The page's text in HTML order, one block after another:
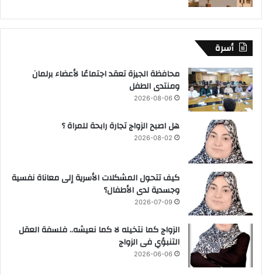
أسرة
محافظة الجيزة تعقد اجتماعًا لأعضاء برلمان
ومنتدى الطفل
2026-08-06
هل اصبح الزواج تجارة رابحة للمراة ؟
2026-08-02
كيف تتحول المشكلات الأسرية إلى معاناة نفسية
وجسدية لدى الأطفال؟
2026-07-09
الزواج كما نتخيله لا كما نعيشه.. فلسفة العقل
التنبؤي فى الزواج
2026-06-06